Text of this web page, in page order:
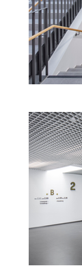
/ JETTER
/  MARKUS